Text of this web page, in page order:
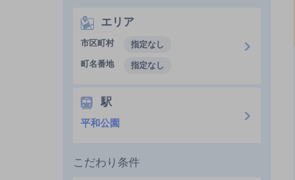
エリア
市区町村
指定なし
町名番地
指定なし
駅
平和公園
こだわり条件